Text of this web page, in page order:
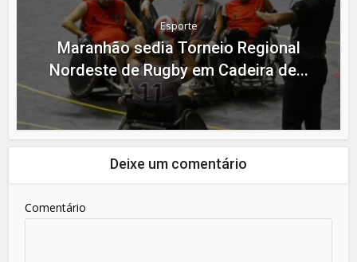
Esporte
Maranhão sedia Torneio Regional
Nordeste de Rugby em Cadeira de...
Deixe um comentário
Comentário